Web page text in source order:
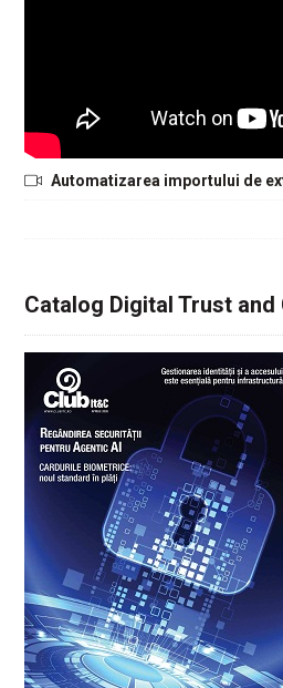
Automatizarea importului de
Catalog Digital Trust